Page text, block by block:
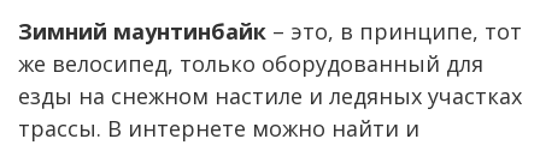
Зимний маунтинбайк – это, в принципе, тот
же велосипед, только оборудованный для
езды на снежном настиле и ледяных участках
трассы. В интернете можно найти и